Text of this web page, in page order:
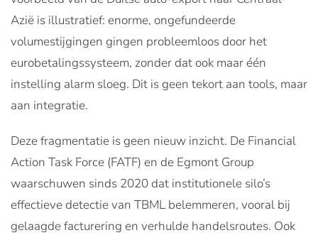
Azië is illustratief: enorme, ongefundeerde
volumestijgingen gingen probleemloos door het
eurobetalingssysteem, zonder dat ook maar één
instelling alarm sloeg. Dit is geen tekort aan tools, maar
aan integratie.
Deze fragmentatie is geen nieuw inzicht. De Financial
Action Task Force (FATF) en de Egmont Group
waarschuwen sinds 2020 dat institutionele silo’s
effectieve detectie van TBML belemmeren, vooral bij
gelaagde facturering en verhulde handelsroutes. Ook